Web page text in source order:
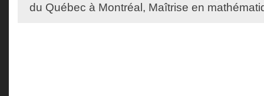
du Québec à Montréal, Maîtrise en